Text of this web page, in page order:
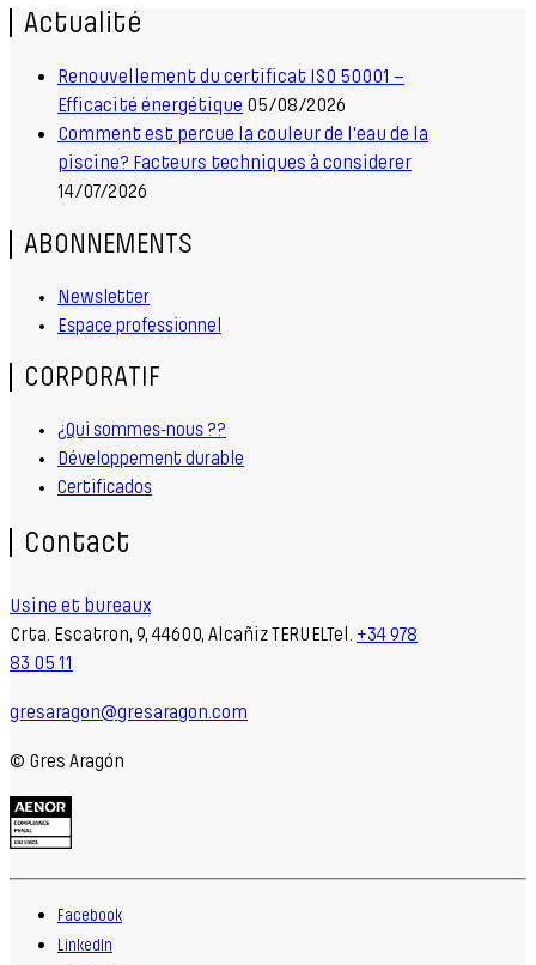
Actualité
Renouvellement du certificat ISO 50001 –
Efficacité énergétique 05/08/2026
Comment est percue la couleur de l'eau de la
piscine? Facteurs techniques à considerer
14/07/2026
ABONNEMENTS
Newsletter
Espace professionnel
CORPORATIF
¿Qui sommes-nous ??
Développement durable
Certificados
Contact
Usine et bureaux
Crta. Escatron, 9, 44600, Alcañiz TERUELTel. +34 978
83 05 11
gresaragon@gresaragon.com
© Gres Aragón
Facebook
LinkedIn